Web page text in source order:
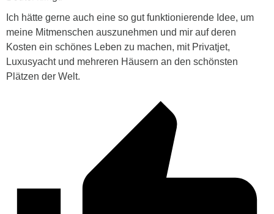
Ich hätte gerne auch eine so gut funktionierende Idee, um
meine Mitmenschen auszunehmen und mir auf deren
Kosten ein schönes Leben zu machen, mit Privatjet,
Luxusyacht und mehreren Häusern an den schönsten
Plätzen der Welt.